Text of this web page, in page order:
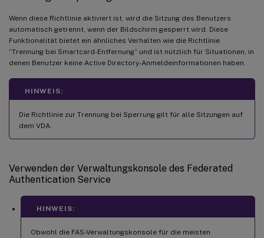
Wenn diese Richtlinie aktiviert ist, wird die Sitzung des Benutzers
automatisch getrennt, wenn der Bildschirm gesperrt wird. Diese
Funktionalität bietet ein ähnliches Verhalten wie die Richtlinie
“Trennung bei Smartcard-Entfernung” und ist nützlich für Situationen, in
denen Benutzer keine Active Directory-Anmeldeinformationen haben.
HINWEIS:
Die Richtlinie zur Trennung bei Sperrung gilt für alle Sitzungen auf
dem VDA.
Verwenden der Verwaltungskonsole des Federated
Authentication Service
HINWEIS:
Obwohl die FAS-Verwaltungskonsole für die meisten